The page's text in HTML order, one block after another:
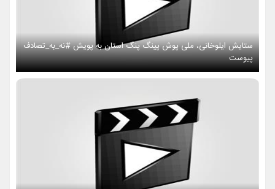
ستایش ایلوخانی، ملی پوش پینگ پنگ استان به پویش #نه_به_تصادف
پیوست